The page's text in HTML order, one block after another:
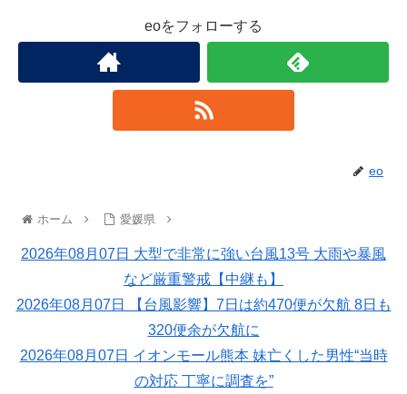
eoをフォローする
eo
ホーム 愛媛県
2026年08月07日 大型で非常に強い台風13号 大雨や暴風
など厳重警戒【中継も】
2026年08月07日 【台風影響】7日は約470便が欠航 8日も
320便余が欠航に
2026年08月07日 イオンモール熊本 妹亡くした男性“当時
の対応 丁寧に調査を”